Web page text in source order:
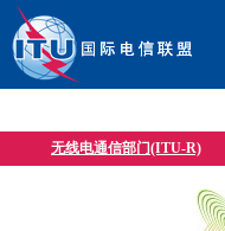
无线电通信部门(ITU-R)